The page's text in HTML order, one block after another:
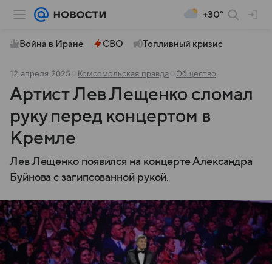
+30°
Война в Иране СВО Топливный кризис
12 апреля 2025 Комсомольская правда Общество
Артист Лев Лещенко сломал
руку перед концертом в
Кремле
Лев Лещенко появился на концерте Александра
Буйнова с загипсованной рукой.